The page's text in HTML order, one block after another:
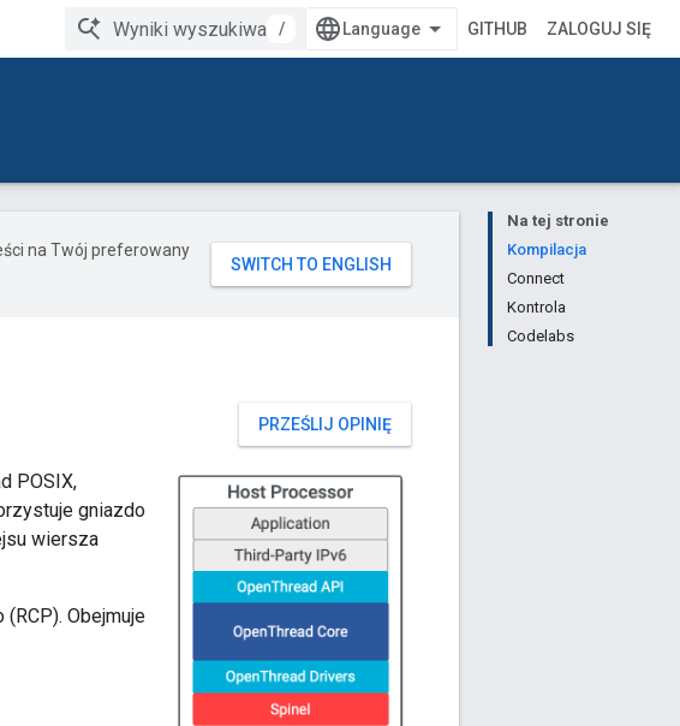
/ GITHUB ZALOGUJ SIĘ
Na tej stronie
Kompilacja
Connect
Kontrola
Codelabs
na Twój preferowany
PRZEŚLIJ OPINIĘ
POSIX,
gniazdo
wiersza
Obejmuje